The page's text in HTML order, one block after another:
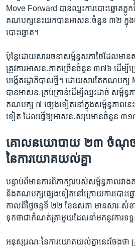
Move Forward បាន​ឈ្នះ​ការ​បោះឆ្នោត​ភ្លូ
គណបក្ស​នេះ​យក​បាន​អាសនៈ​ចំនួន ៣២ ក្
បោះឆ្នោត។
ប៉ុន្តែ​ដោយសារ​រចនាសម្ព័ន្ធ​សភា​ថៃ​ដែល​ម
ត្រូវការ​អាសនៈ​ភាគ​ច្រើន​ចំនួន ៣៧៦ ដើម្បី​ជ្
បង្កើត​រដ្ឋាភិបាល​ថ្មី។ ដោយសារ​តែ​គណបក្
បាន​អាសនៈ​គ្រប់គ្រាន់​ដើម្បី​ឈ្នះ​ដាច់ សម្ព័ន្ធភ
គណបក្ស ៧ ផ្សេង​ទៀត​នៅ​ក្នុង​សម្ព័ន្ធភាព​ន
ទៀត ដែល​ធ្វើ​ឱ្យ​អាសនៈ​សរុប​មាន​ចំនួន ៣១៣
គោល​នយោបាយ ២៣ ចំណុច​
នៃ​ការ​យោគយល់​គ្នា
បន្ទាប់ពី​មាន​ការ​ពិភាក្សា​របស់​សម្ព័ន្ធភាព​រ
និង​គណបក្ស​ផ្សេង​ទៀត​នៅ​ក្រោយ​ការ​បោះឆ្ន
កាលពី​ថ្ងៃចន្ទ​ទី ២២ ខែ​ឧសភា មាន​សារៈសំខ
ទុក​ថា​ជា​កំណត់ត្រា​មួយ​ដែល​នាំ​មក​នូវ​ការ​ទ
អនុស្សរណៈ​នៃ​ការ​យោគយល់​គ្នា​នេះ​ចែង​ថ